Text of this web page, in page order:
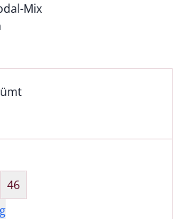
Mix
ausgewählt
46